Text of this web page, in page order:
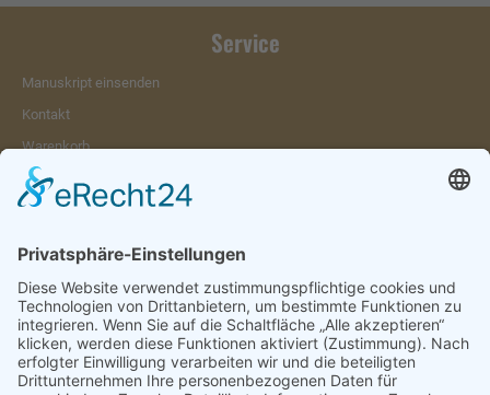
Service
Manuskript einsenden
Kontakt
Warenkorb
Konto
Merkzettel
Vertrag widerrufen
Informationen